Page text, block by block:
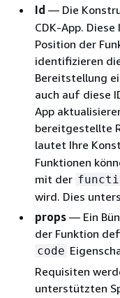
Id — Die
CDK-App.
Position der
identifizieren
Bereitstellung
auch auf diese
App
bereitgestellte
lautet Ihre
Funktionen
mit der
wird. Dies
props — Ein
der Funktion
code
Requisiten
unterstützten